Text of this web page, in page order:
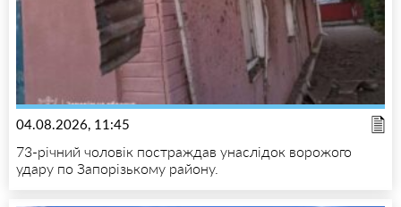
04.08.2026, 11:45
73-річний чоловік постраждав унаслідок ворожого
удару по Запорізькому району.